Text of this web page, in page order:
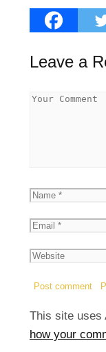
Leave a
This site uses
how your